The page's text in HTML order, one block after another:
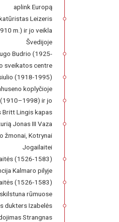
aplink Europą
Leizeris
m.) ir jo veikla
Švedijoje
Budrio (1925-
sveikatos centre
(1918-1995)
koplyčioje
ir jo
Britt Lingis kapas
Jonas III Vaza
žmonai, Kotrynai
Jogailaitei
(1526-1583)
Kalmaro pilyje
(1526-1583)
rūmuose
dukters Izabelės
Strangnas